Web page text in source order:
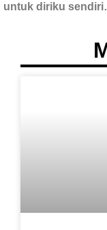
untuk diriku